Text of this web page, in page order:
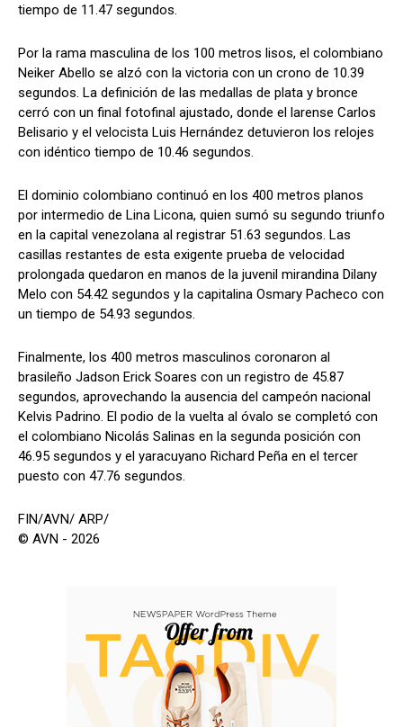
tiempo de 11.47 segundos.
Por la rama masculina de los 100 metros lisos, el colombiano
Neiker Abello se alzó con la victoria con un crono de 10.39
segundos. La definición de las medallas de plata y bronce
cerró con un final fotofinal ajustado, donde el larense Carlos
Belisario y el velocista Luis Hernández detuvieron los relojes
con idéntico tiempo de 10.46 segundos.
El dominio colombiano continuó en los 400 metros planos
por intermedio de Lina Licona, quien sumó su segundo triunfo
en la capital venezolana al registrar 51.63 segundos. Las
casillas restantes de esta exigente prueba de velocidad
prolongada quedaron en manos de la juvenil mirandina Dilany
Melo con 54.42 segundos y la capitalina Osmary Pacheco con
un tiempo de 54.93 segundos.
Finalmente, los 400 metros masculinos coronaron al
brasileño Jadson Erick Soares con un registro de 45.87
segundos, aprovechando la ausencia del campeón nacional
Kelvis Padrino. El podio de la vuelta al óvalo se completó con
el colombiano Nicolás Salinas en la segunda posición con
46.95 segundos y el yaracuyano Richard Peña en el tercer
puesto con 47.76 segundos.
FIN/AVN/ ARP/
© AVN - 2026